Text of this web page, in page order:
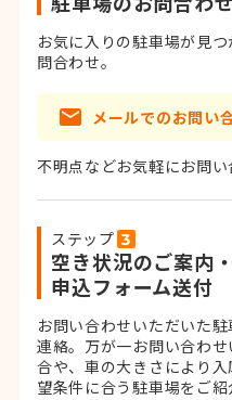
お気に入りの駐車場が見
問合わせ。
メールでのお問い
不明点などお気軽にお問い
ステップ
空き状況のご案内・
申込フォーム送付
お問い合わせいただいた
連絡。 万が一お問い合わ
合や、車の大きさにより
望条件に合う駐車場をご紹